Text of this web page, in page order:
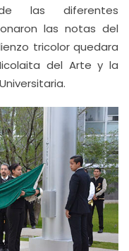
las diferentes
las notas del
tricolor quedara
del Arte y la